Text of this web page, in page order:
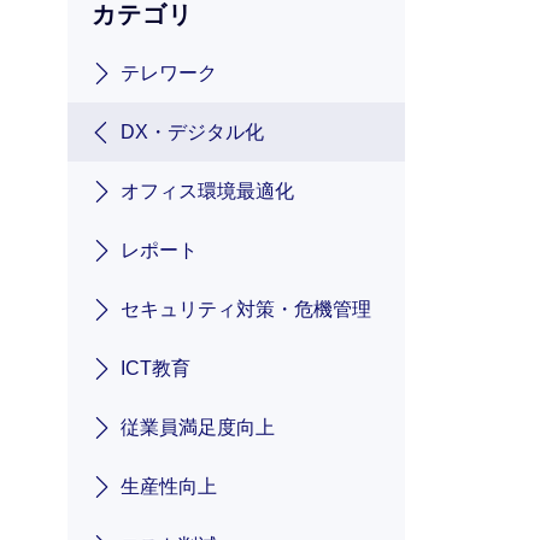
カテゴリ
テレワーク
DX・デジタル化
オフィス環境最適化
レポート
セキュリティ対策・危機管理
ICT教育
従業員満足度向上
生産性向上